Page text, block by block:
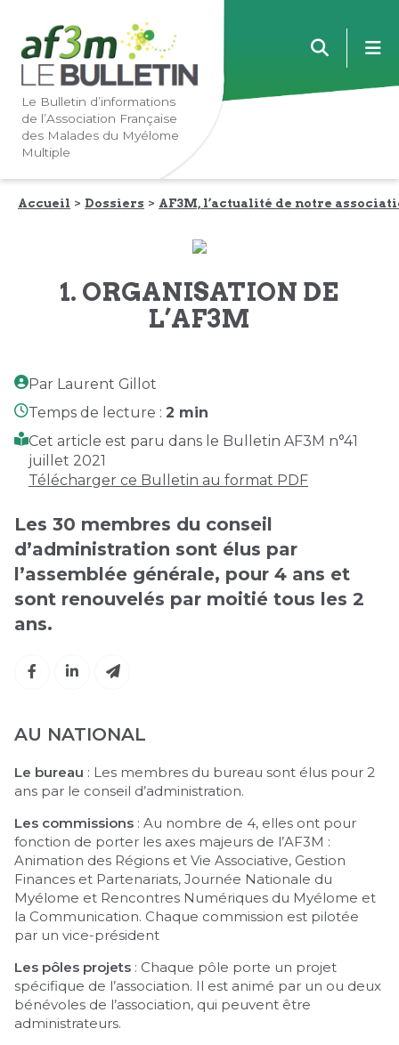
Lien
vers
navigation
principale
Lien
vers
contenu
principal
Le Bulletin d’informations
de l’Association Française
des Malades du Myélome
Multiple
Accueil Dossiers AF3M, l’actualité de notre
1. ORGANISATION DE
L’AF3M
Par Laurent Gillot
Temps de lecture : 2 min
Cet article est paru dans le Bulletin AF3M n°41
juillet 2021
Télécharger ce Bulletin au format PDF
Les 30 membres du conseil
d’administration sont élus par
l’assemblée générale, pour 4 ans et
sont renouvelés par moitié tous les 2
ans.
AU NATIONAL
Le bureau : Les membres du bureau sont élus pour 2
ans par le conseil d’administration.
Les commissions : Au nombre de 4, elles ont pour
fonction de porter les axes majeurs de l’AF3M :
Animation des Régions et Vie Associative, Gestion
Finances et Partenariats, Journée Nationale du
Myélome et Rencontres Numériques du Myélome et
la Communication. Chaque commission est pilotée
par un vice-président
Les pôles projets : Chaque pôle porte un projet
spécifique de l’association. Il est animé par un ou deux
bénévoles de l’association, qui peuvent être
administrateurs.